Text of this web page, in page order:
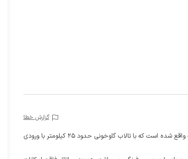
گزارش خطا
این اتاق سنتی 5 تخته در فاصله حدود 8 کیلومتری از کویر در شهر ورزنه واقع شده است که با تالاب گاوخونی حدود 25 کیلومتر با ورودی